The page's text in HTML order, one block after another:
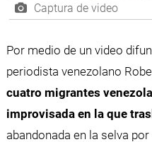
Captura de video
Por medio de un video
periodista venezolano
cuatro migrantes
improvisada en la que
abandonada en la selva